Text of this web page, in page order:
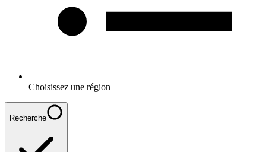
Choisissez une région
Recherche